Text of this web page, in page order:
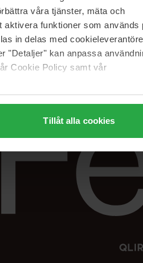
våra tjänster, mäta och
funktioner som används
in delas med
"Detaljer" kan anpassa
Cookie Policy samt vår
Tillåt alla cookies
min
reklamasjon
blitt
Instagram
Linkedin